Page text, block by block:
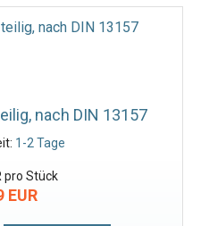
nach DIN 13157
1-2 Tage
pro Stück
EUR